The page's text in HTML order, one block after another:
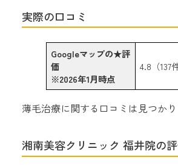
実際の口コミ
Googleマップの★評
価
※2026年1月時点
4.8（137件
薄毛治療に関する口コミは見つかり
湘南美容クリニック 福井院の